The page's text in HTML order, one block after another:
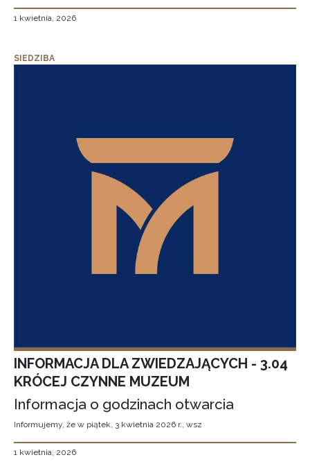
1 kwietnia, 2026
SIEDZIBA
INFORMACJA DLA ZWIEDZAJĄCYCH - 3.04
KRÓCEJ CZYNNE MUZEUM
Informacja o godzinach otwarcia
Informujemy, że w piątek, 3 kwietnia 2026 r., wsz
1 kwietnia, 2026